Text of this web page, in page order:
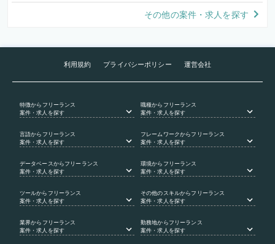
その他の案件・求人を探す
利用規約 プライバシーポリシー 運営会社
特徴からフリーランス
案件・求人を探す
職種からフリーランス
案件・求人を探す
言語からフリーランス
案件・求人を探す
フレームワークからフリーランス
案件・求人を探す
データベース からフリーランス
案件・求人を探す
環境からフリーランス
案件・求人を探す
ツールからフリーランス
案件・求人を探す
その他のスキルからフリーランス
案件・求人を探す
業界からフリーランス
案件・求人を探す
勤務地からフリーランス
案件・求人を探す